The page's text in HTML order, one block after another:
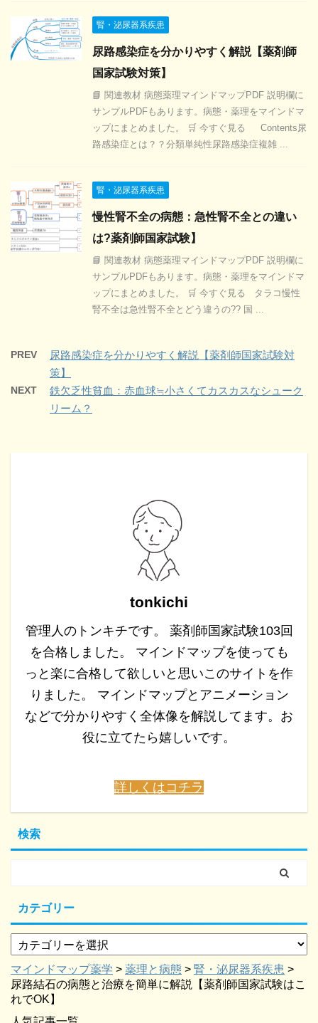
腎・泌尿器系疾患
尿路感染症を分かりやすく解説【薬剤師
国家試験対策】
📘 関連教材 病態薬理マインドマップPDF 説明欄に
サンプルPDFもあります。病態・薬理をマインドマ
ップにまとめました。 🛒 今すぐ見る Contents尿
路感染症とは？？分類単純性尿路感染症複雑 ...
腎・泌尿器系疾患
慢性腎不全の病態：急性腎不全との違い
は?薬剤師国家試験】
📘 関連教材 病態薬理マインドマップPDF 説明欄に
サンプルPDFもあります。病態・薬理をマインドマ
ップにまとめました。 🛒 今すぐ見る タラコ慢性
腎不全は急性腎不全とどう違うの?? 国 ...
PREV
尿路感染症を分かりやすく解説【薬剤師国家試験対
策】
NEXT
鉄欠乏性貧血：赤血球≒小さくてカスカスなシューク
リーム？
tonkichi
管理人のトンキチです。 薬剤師国家試験103回
を合格しました。 マインドマップを使っても
っと楽に合格して欲しいと思いこのサイトを作
りました。 マインドマップとアニメーション
などで分かりやすく全体像を解説してます。お
役に立てたら嬉しいです。
詳しくはコチラ
検索
カテゴリー
マインドマップ薬学 > 薬理と病態 > 腎・泌尿器系疾患 >
尿路結石の病態と治療を簡単に解説【薬剤師国家試験はこ
れでOK】